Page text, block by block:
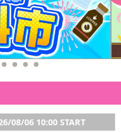
08/06 10:00 START